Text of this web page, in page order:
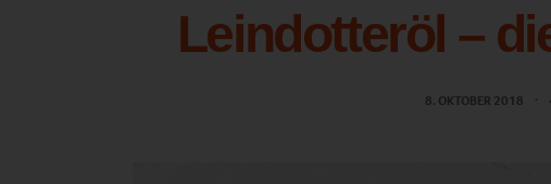
Leindotteröl –
8. OKTOBER 2018